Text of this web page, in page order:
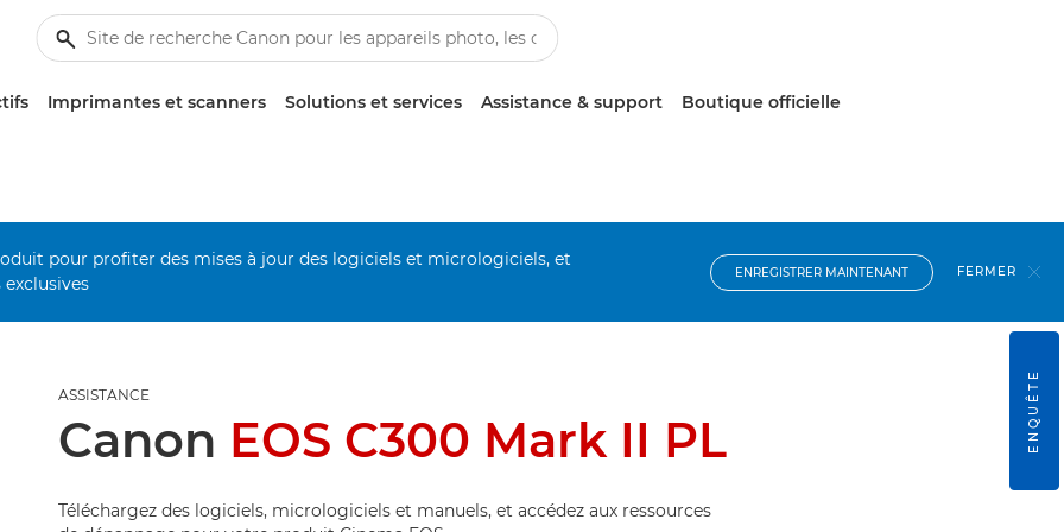
Imprimantes et scanners Solutions et services Assistance & support Boutique officielle
pour profiter des mises à jour des logiciels et micrologiciels, et
ENREGISTRER MAINTENANT FERMER
ASSISTANCE
Canon EOS C300 Mark II PL
Téléchargez des logiciels, micrologiciels et manuels, et accédez aux ressources
ENQUÊTE